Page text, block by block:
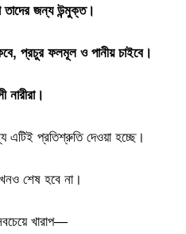
তাদের জন্য উন্মুক্ত।
প্রচুর ফলমূল ও পানীয় চাইবে।
নারীরা।
এটিই প্রতিশ্রুতি দেওয়া হচ্ছে।
শেষ হবে না।
খারাপ—